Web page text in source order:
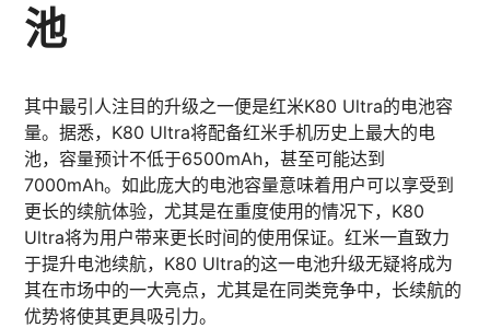
池
其中最引人注目的升级之一便是红米K80 Ultra的电池容
量。据悉，K80 Ultra将配备红米手机历史上最大的电
池，容量预计不低于6500mAh，甚至可能达到
7000mAh。如此庞大的电池容量意味着用户可以享受到
更长的续航体验，尤其是在重度使用的情况下，K80
Ultra将为用户带来更长时间的使用保证。红米一直致力
于提升电池续航，K80 Ultra的这一电池升级无疑将成为
其在市场中的一大亮点，尤其是在同类竞争中，长续航的
优势将使其更具吸引力。